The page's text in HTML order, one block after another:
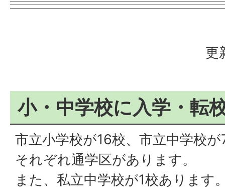
更
小・中学校に入学・転
市立小学校が16校、市立中学校
それぞれ通学区があります。
また、私立中学校が1校あります